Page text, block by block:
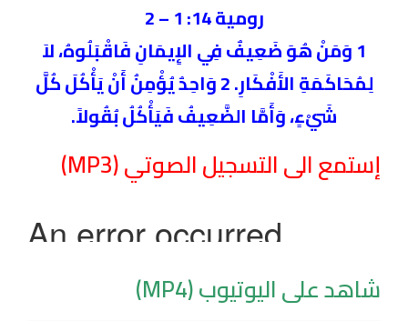
رومية 14: 1 – 2
1 وَمَنْ هُوَ ضَعِيفٌ فِي الإِيمَانِ فَاقْبَلُوهُ، لاَ
لِمُحَاكَمَةِ الأَفْكَارِ. 2 وَاحِدٌ يُؤْمِنُ أَنْ يَأْكُلَ كُلَّ
شَيْءٍ، وَأَمَّا الضَّعِيفُ فَيَأْكُلُ بُقُولاً.
إستمع الى التسجيل الصوتي (MP3)
شاهد على اليوتيوب (MP4)